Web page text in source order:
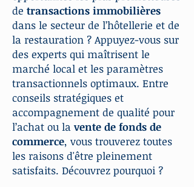
de transactions immobilières
dans le secteur de l’hôtellerie et de
la restauration ? Appuyez-vous sur
des experts qui maîtrisent le
marché local et les paramètres
transactionnels optimaux. Entre
conseils stratégiques et
accompagnement de qualité pour
l’achat ou lavente de fonds de
commerce, vous trouverez toutes
les raisons d'être pleinement
satisfaits. Découvrez pourquoi ?